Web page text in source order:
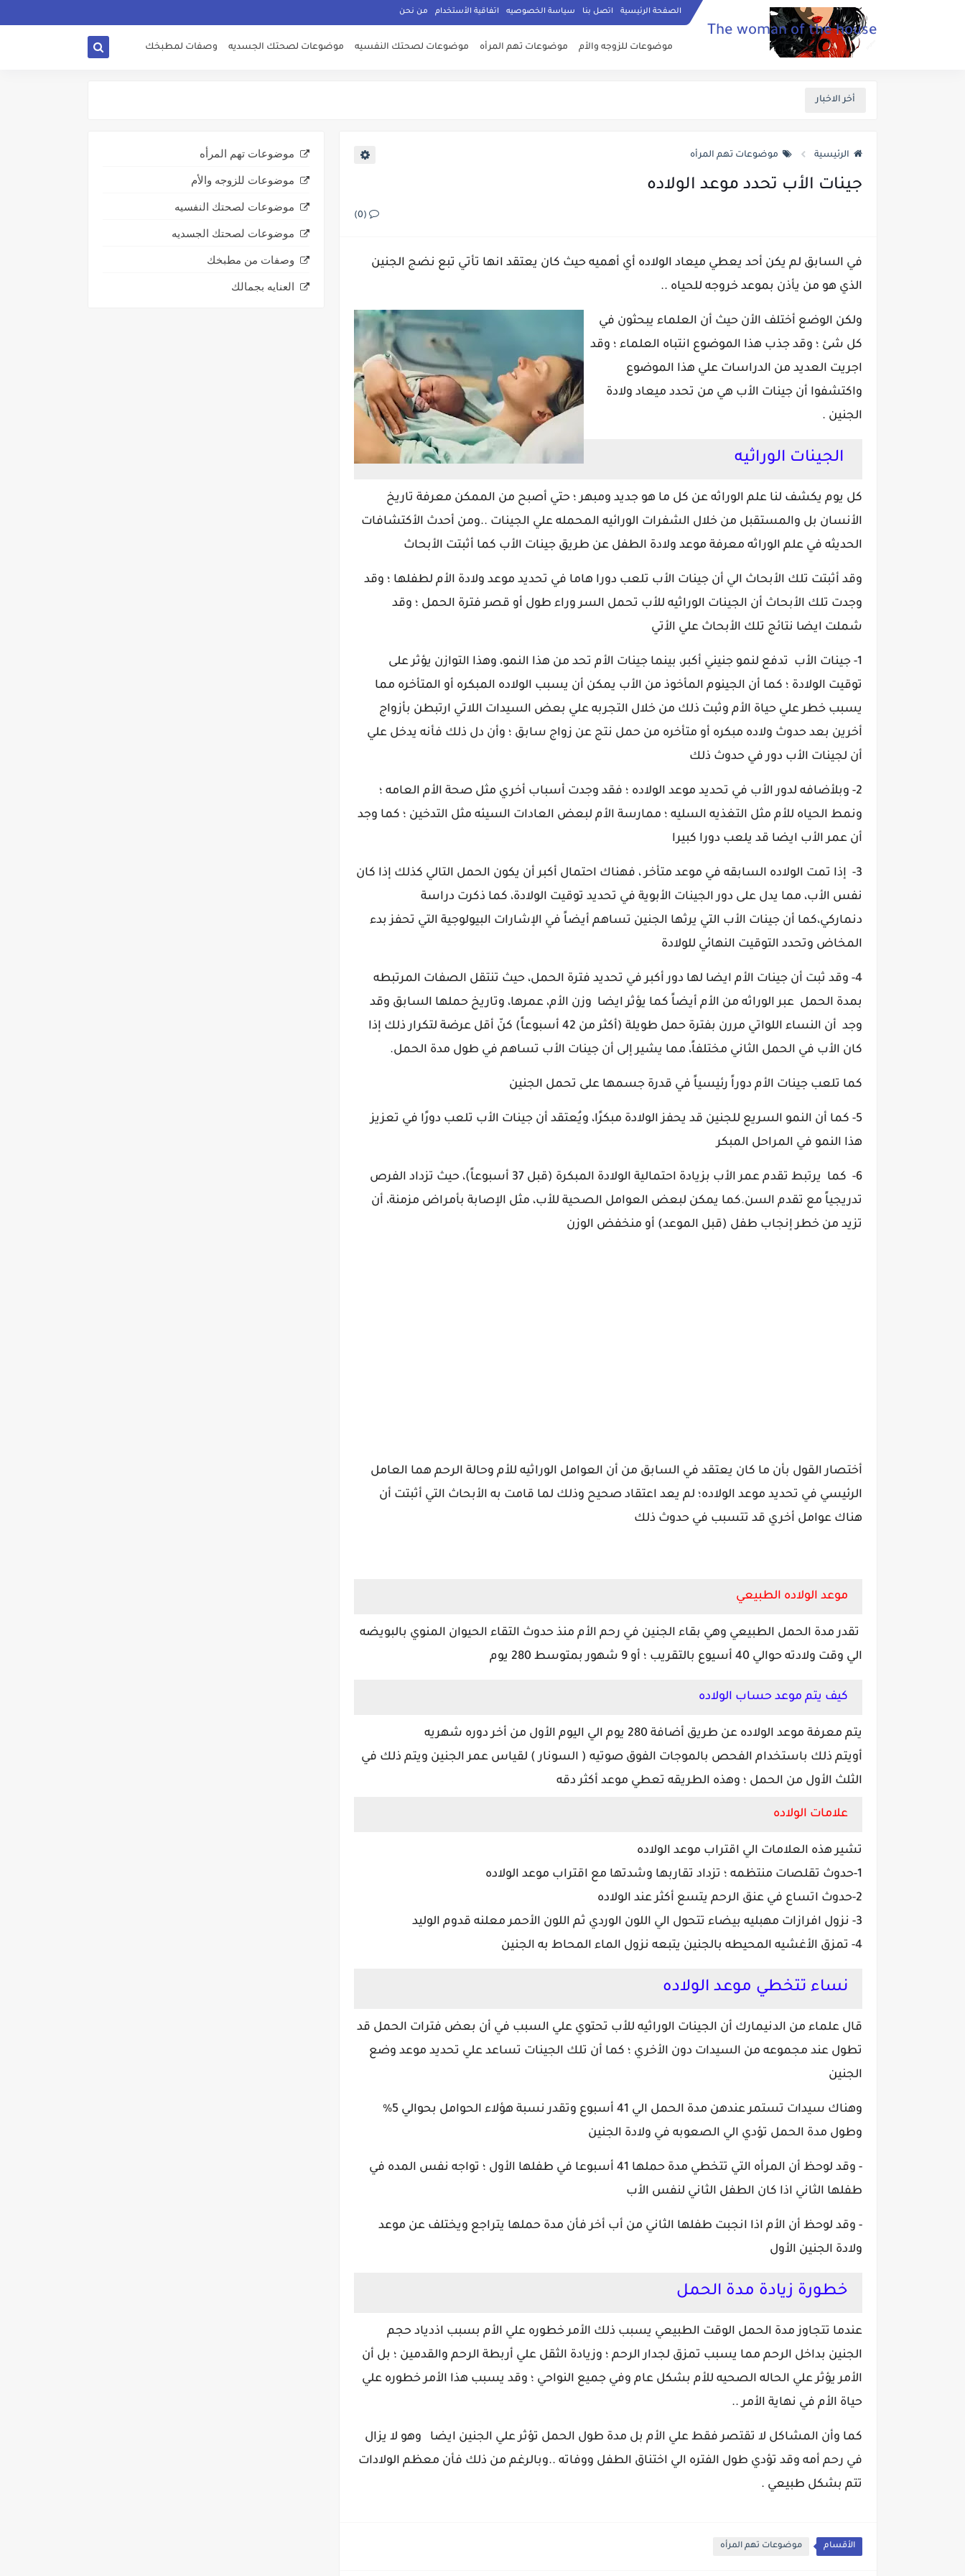
الصفحة الرئيسية اتصل بنا سياسة الخصوصيه اتفاقية الأستخدام من نحن
The woman of the house
موضوعات للزوجه والأم موضوعات تهم المرأه موضوعات لصحتك النفسيه موضوعات لصحتك الجسديه وصفات لمطبخك
أخر الاخبار
الرئيسية موضوعات تهم المرأه
جينات الأب تحدد موعد الولاده
(0)
في السابق لم يكن أحد يعطي ميعاد الولاده أي أهميه حيث كان يعتقد انها تأتي تبع نضج الجنين
الذي هو من يأذن بموعد خروجه للحياه ..
ولكن الوضع أختلف الأن حيث أن العلماء يبحثون في
كل شئ ؛ وقد جذب هذا الموضوع انتباه العلماء ؛ وقد
اجريت العديد من الدراسات علي هذا الموضوع
واكتشفوا أن جينات الأب هي من تحدد ميعاد ولادة
الجنين .
الجينات الوراثيه
كل يوم يكشف لنا علم الوراثه عن كل ما هو جديد ومبهر ؛ حتي أصبح من الممكن معرفة تاريخ
الأنسان بل والمستقبل من خلال الشفرات الورائيه المحمله علي الجينات ..ومن أحدث الأكتشافات
الحديثه في علم الوراثه معرفة موعد ولادة الطفل عن طريق جينات الأب كما أثبتت الأبحاث
وقد أثبتت تلك الأبحاث الي أن جينات الأب تلعب دورا هاما في تحديد موعد ولادة الأم لطفلها ؛ وقد
وجدت تلك الأبحاث أن الجينات الوراثيه للأب تحمل السر وراء طول أو قصر فترة الحمل ؛ وقد
شملت ايضا نتائج تلك الأبحاث علي الأتي
1- جينات الأب تدفع لنمو جنيني أكبر، بينما جينات الأم تحد من هذا النمو، وهذا التوازن يؤثر على
توقيت الولادة ؛ كما أن الجينوم المأخوذ من الأب يمكن أن يسبب الولاده المبكره أو المتأخره مما
يسبب خطر علي حياة الأم وثبت ذلك من خلال التجربه علي بعض السيدات اللاتي ارتبطن بأزواج
أخرين بعد حدوث ولاده مبكره أو متأخره من حمل نتج عن زواج سابق ؛ وأن دل ذلك فأنه يدخل علي
أن لجينات الأب دور في حدوث ذلك
2- وبلأضافه لدور الأب في تحديد موعد الولاده ؛ فقد وجدت أسباب أخري مثل صحة الأم العامه ؛
ونمط الحياه للأم مثل التغذيه السليه ؛ ممارسة الأم لبعض العادات السيئه مثل التدخين ؛ كما وجد
أن عمر الأب ايضا قد يلعب دورا كبيرا
3-
إذا تمت الولاده السابقه في موعد متأخر ، فهناك احتمال أكبر أن يكون الحمل التالي كذلك إذا كان
نفس الأب، مما يدل على دور الجينات الأبوية في تحديد توقيت الولادة، كما ذكرت دراسة
دنماركي،كما أن جينات الأب التي يرثها الجنين تساهم أيضاً في الإشارات البيولوجية التي تحفز بدء
المخاض وتحدد التوقيت النهائي للولادة
4- وقد ثبت أن جينات الأم ايضا لها دور أكبر في تحديد فترة الحمل، حيث تنتقل الصفات المرتبطه
بمدة الحمل عبر الوراثه من الأم أيضاً كما يؤثر ايضا وزن الأم، عمرها، وتاريخ حملها السابق وقد
وجد أن النساء اللواتي مررن بفترة حمل طويلة (أكثر من 42 أسبوعاً) كنّ أقل عرضة لتكرار ذلك إذا
كان الأب في الحمل الثاني مختلفاً، مما يشير إلى أن جينات الأب تساهم في طول مدة الحمل.
كما تلعب جينات الأم دوراً رئيسياً في قدرة جسمها على تحمل الجنين
5- كما أن
النمو السريع للجنين قد يحفز الولادة مبكرًا، ويُعتقد أن جينات الأب تلعب دورًا في تعزيز
هذا النمو في المراحل المبكر
6- كما
يرتبط تقدم عمر الأب بزيادة احتمالية الولادة المبكرة (قبل 37 أسبوعاً)، حيث تزداد الفرص
تدريجياً مع تقدم السن.كما يمكن لبعض العوامل الصحية للأب، مثل الإصابة بأمراض مزمنة، أن
تزيد من خطر إنجاب طفل (قبل الموعد) أو منخفض الوزن
أختصار القول بأن ما كان يعتقد في السابق من أن العوامل الوراثيه للأم وحالة الرحم هما العامل
الرئيسي في تحديد موعد الولاده؛ لم يعد اعتقاد صحيح وذلك لما قامت به الأبحاث التي أثبتت أن
هناك عوامل أخري قد تتسبب في حدوث ذلك
موعد الولاده الطبيعي
تقدر مدة الحمل الطبيعي وهي بقاء الجنين في رحم الأم منذ حدوث التقاء الحيوان المنوي بالبويضه
الي وقت ولادته حوالي 40 أسيوع بالتقريب ؛ أو 9 شهور بمتوسط 280 يوم
كيف يتم موعد حساب الولاده
يتم معرفة موعد الولاده عن طريق أضافة 280 يوم الي اليوم الأول من أخر دوره شهريه
أويتم ذلك باستخدام الفحص بالموجات الفوق صوتيه ( السونار ) لقياس عمر الجنين ويتم ذلك في
الثلث الأول من الحمل ؛ وهذه الطريقه تعطي موعد أكثر دقه
علامات الولاده
تشير هذه العلامات الي اقتراب موعد الولاده
1-حدوث تقلصات منتظمه ؛ تزداد تقاربها وشدتها مع اقتراب موعد الولاده
2-حدوث اتساع في عنق الرحم يتسع أكثر عند الولاده
3- نزول افرازات مهبليه بيضاء تتحول الي اللون الوردي ثم اللون الأحمر معلنه قدوم الوليد
4- تمزق الأغشيه المحيطه بالجنين يتبعه نزول الماء المحاط به الجنين
نساء تتخطي موعد الولاده
قال علماء من الدنيمارك أن الجينات الوراثيه للأب تحتوي علي السبب في أن بعض فترات الحمل قد
تطول عند مجموعه من السيدات دون الأخري ؛ كما أن تلك الجينات تساعد علي تحديد موعد وضع
الجنين
وهناك سيدات تستمر عندهن مدة الحمل الي 41 أسبوع وتقدر نسبة هؤلاء الحوامل بحوالي 5%
وطول مدة الحمل تؤدي الي الصعوبه في ولادة الجنين
- وقد لوحظ أن المرأه التي تتخطي مدة حملها 41 أسبوعا في طفلها الأول ؛ تواجه نفس المده في
طفلها الثاني اذا كان الطفل الثاني لنفس الأب
- وقد لوحظ أن الأم اذا انجبت طفلها الثاني من أب أخر فأن مدة حملها يتراجع ويختلف عن موعد
ولادة الجنين الأول
خطورة زيادة مدة الحمل
عندما تتجاوز مدة الحمل الوقت الطبيعي يسبب ذلك الأمر خطوره علي الأم بسبب اذدياد حجم
الجنين بداخل الرحم مما يسبب تمزق لجدار الرحم ؛ وزيادة الثقل علي أربطة الرحم والقدمين ؛ بل أن
الأمر يؤثر علي الحاله الصحيه للأم بشكل عام وفي جميع النواحي ؛ وقد يسبب هذا الأمر خطوره علي
حياة الأم في نهاية الأمر ..
كما وأن المشاكل لا تقتصر فقط علي الأم بل مدة طول الحمل تؤثر علي الجنين ايضا وهو لا يزال
في رحم أمه وقد تؤدي طول الفتره الي اختناق الطفل ووفاته ..وبالرغم من ذلك فأن معظم الولادات
تتم بشكل طبيعي .
الأقسام موضوعات تهم المرأه
موضوعات تهم المرأه
موضوعات للزوجه والأم
موضوعات لصحتك النفسيه
موضوعات لصحتك الجسديه
وصفات من مطبخك
العنايه بجمالك